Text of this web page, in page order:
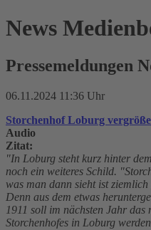
News
Pressemeldungen
06.11.2024 11:36 Uhr
Storchenhof Loburg
Audio
Zitat:
"In Loburg steht kurz hinter
noch ein weiteres Schild.
was man dann sieht ist
Denn aus dem etwas
1911 soll im nächsten Jahr das
Storchenhofes in Loburg